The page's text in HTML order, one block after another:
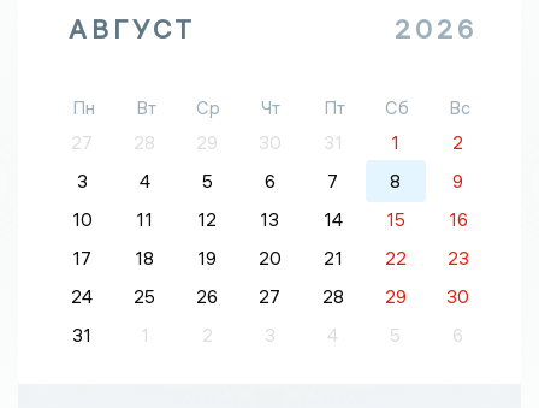
АВГУСТ 2026
Пн Вт Ср Чт Пт Сб
Вс
27
28 29 30 31 1
2
3
4 5 6 7 8
9
10
11 12 13 14 15
16
17
18 19 20 21 22
23
24
25 26 27 28 29
30
31
1 2 3 4 5 6